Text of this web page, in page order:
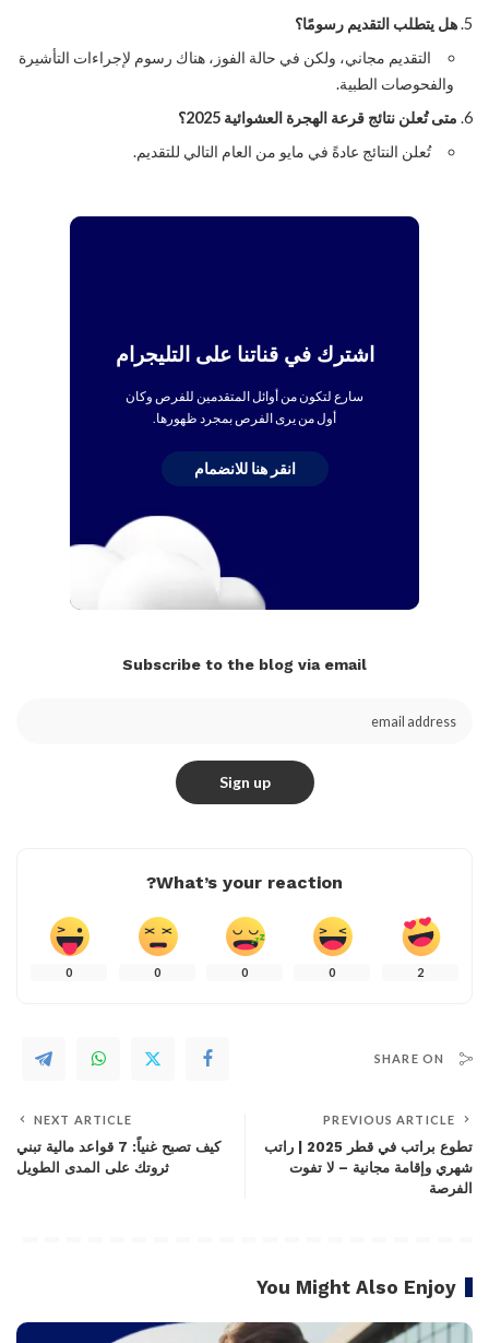
هل يتطلب التقديم رسومًا؟
التقديم مجاني، ولكن في حالة الفوز، هناك رسوم لإجراءات التأشيرة
والفحوصات الطبية.
متى تُعلن نتائج قرعة الهجرة العشوائية 2025؟
تُعلن النتائج عادةً في مايو من العام التالي للتقديم.
اشترك في قناتنا على التليجرام
سارع لتكون من أوائل المتقدمين للفرص وكان
أول من يرى الفرص بمجرد ظهورها.
انقر هنا للانضمام
Subscribe to the blog via email
What’s your reaction?
2
0
0
0
0
SHARE ON
PREVIOUS ARTICLE
تطوع براتب في قطر 2025 | راتب
شهري وإقامة مجانية – لا تفوت
الفرصة
NEXT ARTICLE
كيف تصبح غنياً: 7 قواعد مالية تبني
ثروتك على المدى الطويل
You Might Also Enjoy